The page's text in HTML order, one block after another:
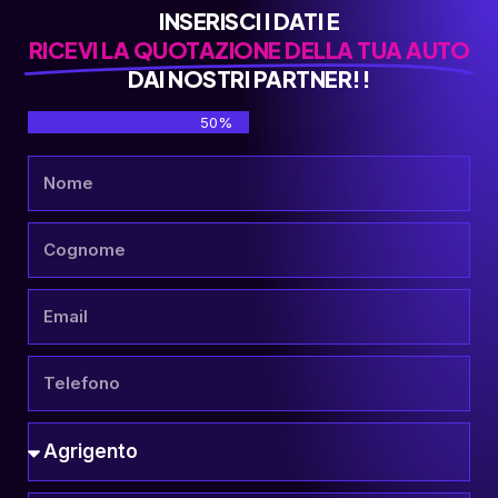
INSERISCI I DATI E
RICEVI LA QUOTAZIONE DELLA TUA AUTO
DAI NOSTRI PARTNER!!
50%